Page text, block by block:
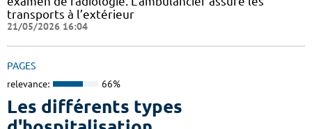
transports à l’extérieur
21/05/2026 16:04
PAGES
relevance: 66%
Les différents types